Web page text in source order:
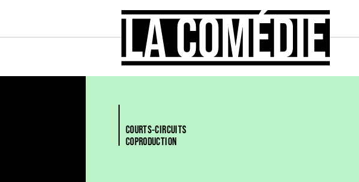
COURTS-CIRCUITS
COPRODUCTION